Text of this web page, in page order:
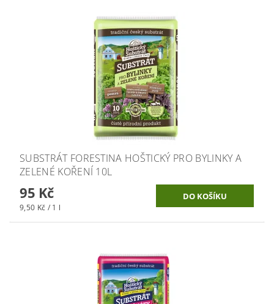
SUBSTRÁT FORESTINA HOŠTICKÝ PRO BYLINKY A
ZELENÉ KOŘENÍ 10L
95 Kč
9,50 Kč / 1 l